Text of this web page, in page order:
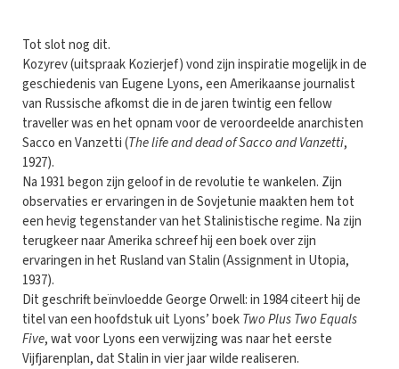
Tot slot nog dit.
Kozyrev (uitspraak Kozierjef) vond zijn inspiratie mogelijk in de
geschiedenis van Eugene Lyons, een Amerikaanse journalist
van Russische afkomst die in de jaren twintig een fellow
traveller was en het opnam voor de veroordeelde anarchisten
Sacco en Vanzetti (The life and dead of Sacco and Vanzetti,
1927).
Na 1931 begon zijn geloof in de revolutie te wankelen. Zijn
observaties er ervaringen in de Sovjetunie maakten hem tot
een hevig tegenstander van het Stalinistische regime. Na zijn
terugkeer naar Amerika schreef hij een boek over zijn
ervaringen in het Rusland van Stalin (Assignment in Utopia,
1937).
Dit geschrift beïnvloedde George Orwell: in 1984 citeert hij de
titel van een hoofdstuk uit Lyons’ boekTwo Plus Two Equals
Five, wat voor Lyons een verwijzing was naar het eerste
Vijfjarenplan, dat Stalin in vier jaar wilde realiseren.